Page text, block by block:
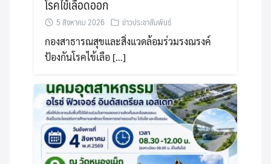
โรคไข้เลือดออก
5 สิงหาคม 2026 ข่าวประชาสัมพันธ์
กองสาธารณสุขและสิ่งแวดล้อมร่วมรงณรงค์
ป้องกันโรคไข้เลือ […]